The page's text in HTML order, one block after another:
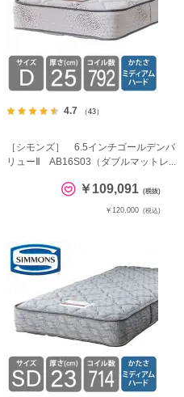
4.7 （43）
［シモンズ］ 6.5インチゴールデンバ
リューⅡ AB16S03（ダブルマットレ...
￥109,091 (税抜)
￥120,000 (税込)